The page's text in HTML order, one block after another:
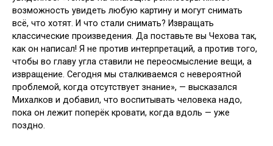
возможность увидеть любую картину и могут снимать
всё, что хотят. И что стали снимать? Извращать
классические произведения. Да поставьте вы Чехова так,
как он написал! Я не против интерпретаций, а против того,
чтобы во главу угла ставили не переосмысление вещи, а
извращение. Сегодня мы сталкиваемся с невероятной
проблемой, когда отсутствует знание», — высказался
Михалков и добавил, что воспитывать человека надо,
пока он лежит поперёк кровати, когда вдоль — уже
поздно.